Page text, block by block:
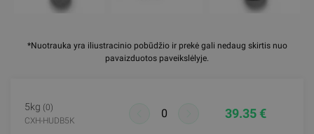
*Nuotrauka yra iliustracinio pobūdžio ir prekė gali nedaug skirtis nuo
pavaizduotos paveikslėlyje.
5kg (0)
CXH-HUDB5K
39.35 €